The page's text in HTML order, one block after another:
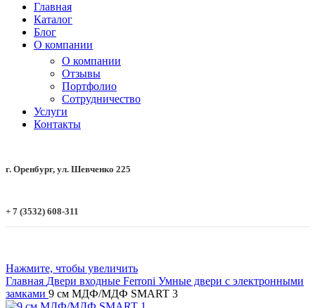
Главная
Каталог
Блог
О компании
О компании
Отзывы
Портфолио
Сотрудничество
Услуги
Контакты
г. Оренбург, ул. Шевченко 225
+ 7 (3532) 608-311
Нажмите, чтобы увеличить
Главная Двери входные Ferroni Умные двери с электронными
замками 9 см МДФ/МДФ SMART 3